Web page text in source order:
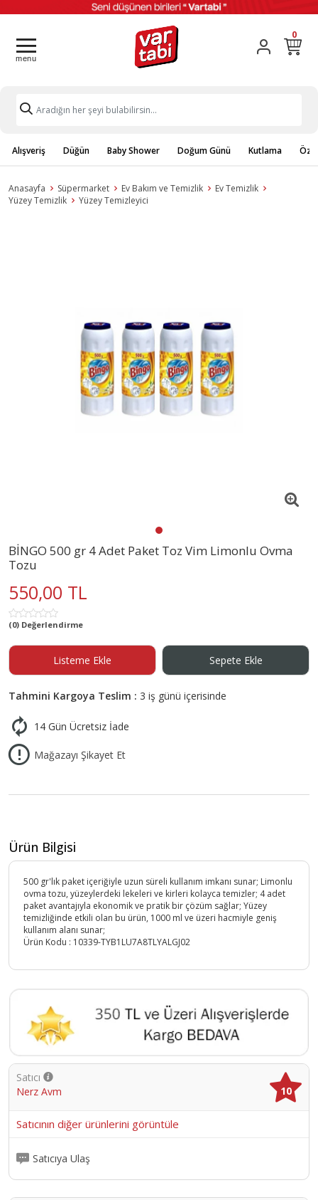
0
Alışveriş Düğün Baby Shower Doğum Günü Kutlama
Anasayfa Süpermarket Ev Bakım ve Temizlik
Ev Temizlik
Yüzey Temizlik
Yüzey Temizleyici
BİNGO 500 gr 4 Adet Paket Toz Vim Limonlu Ovma
Tozu
550,00 TL
(0) Değerlendirme
Listeme Ekle Sepete Ekle
Tahmini Kargoya Teslim : 3 iş günü içerisinde
14 Gün Ücretsiz İade
Mağazayı Şikayet Et
Ürün Bilgisi
500 gr'lık paket içeriğiyle uzun süreli kullanım imkanı sunar; Limonlu
ovma tozu, yüzeylerdeki lekeleri ve kirleri kolayca temizler; 4 adet
paket avantajıyla ekonomik ve pratik bir çözüm sağlar; Yüzey
temizliğinde etkili olan bu ürün, 1000 ml ve üzeri hacmiyle geniş
kullanım alanı sunar;
Ürün Kodu : 10339-TYB1LU7A8TLYALGJ02
Satıcı
Nerz Avm
10
Satıcının diğer ürünlerini görüntüle
Satıcıya Ulaş